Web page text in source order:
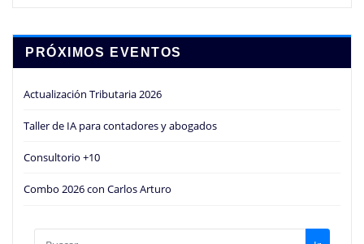
PRÓXIMOS EVENTOS
Actualización Tributaria 2026
Taller de IA para contadores y abogados
Consultorio +10
Combo 2026 con Carlos Arturo